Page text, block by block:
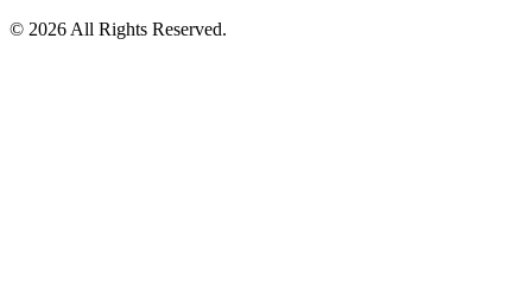
© 2026 All Rights Reserved.